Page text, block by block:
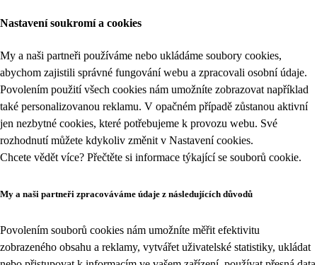
Nastavení soukromí a cookies
My a naši partneři používáme nebo ukládáme soubory cookies,
abychom zajistili správné fungování webu a zpracovali osobní údaje.
Povolením použití všech cookies nám umožníte zobrazovat například
také personalizovanou reklamu. V opačném případě zůstanou aktivní
jen nezbytné cookies, které potřebujeme k provozu webu. Své
rozhodnutí můžete kdykoliv změnit v Nastavení cookies.
Chcete vědět více? Přečtěte si informace týkající se souborů cookie.
My a naši partneři zpracováváme údaje z následujících důvodů
Povolením souborů cookies nám umožníte měřit efektivitu
zobrazeného obsahu a reklamy, vytvářet uživatelské statistiky, ukládat